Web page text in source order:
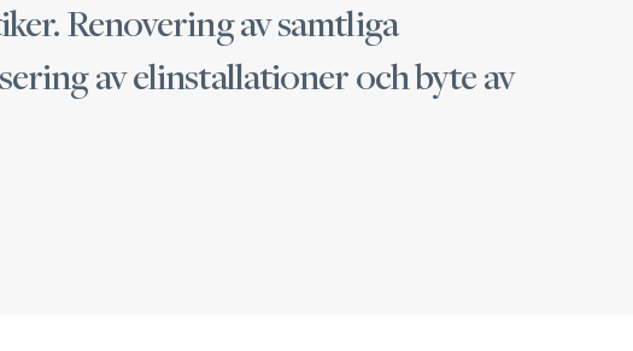
Renovering av samtliga
av elinstallationer och byte av